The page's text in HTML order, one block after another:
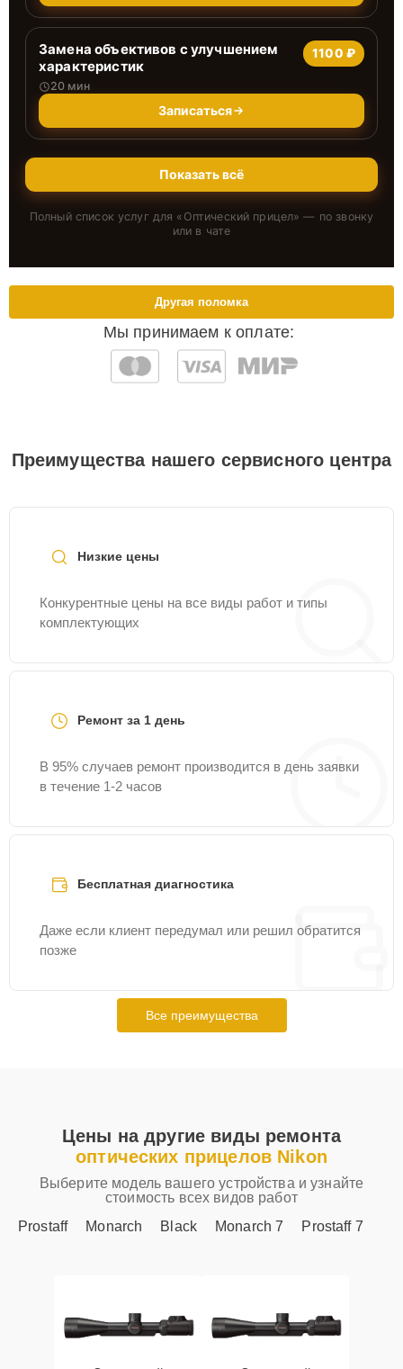
Замена объективов с улучшением
характеристик
20 мин
1100 ₽
Записаться
Показать всё
Полный список услуг для « Оптический прицел» — по звонку
или в чате
Мы принимаем к оплате:
Другая поломка
Преимущества нашего сервисного центра
Низкие цены
Конкурентные цены на все виды работ и типы
комплектующих
Ремонт за 1 день
В 95% случаев ремонт производится в день заявки
в течение 1-2 часов
Бесплатная диагностика
Даже если клиент передумал или решил обратится
позже
Все преимущества
Цены на другие виды ремонта
оптических прицелов Nikon
Выберите модель вашего устройства и узнайте
стоимость всех видов работ
Prostaff
Monarch Black Monarch 7 Prostaff 7